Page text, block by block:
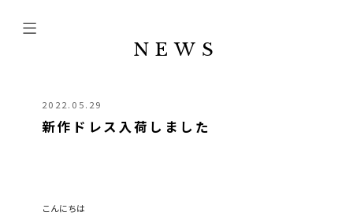
NEWS
2022.05.29
新作ドレス入荷しました
こんにちは